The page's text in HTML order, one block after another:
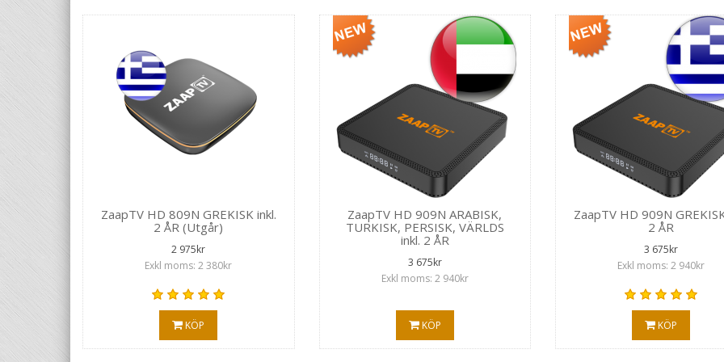
ZaapTV HD 809N GREKISK inkl.
2 ÅR (Utgår)
2 975kr
Exkl moms: 2 380kr
KÖP
ZaapTV HD 909N ARABISK,
TURKISK, PERSISK, VÄRLDS
inkl. 2 ÅR
3 675kr
Exkl moms: 2 940kr
KÖP
ZaapTV HD 909N
2 ÅR
3 675kr
Exkl moms: 2 940kr
KÖP